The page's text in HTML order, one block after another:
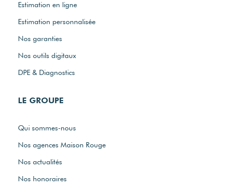
Estimation en ligne
Estimation personnalisée
Nos garanties
Nos outils digitaux
DPE & Diagnostics
LE GROUPE
Qui sommes-nous
Nos agences Maison Rouge
Nos actualités
Nos honoraires